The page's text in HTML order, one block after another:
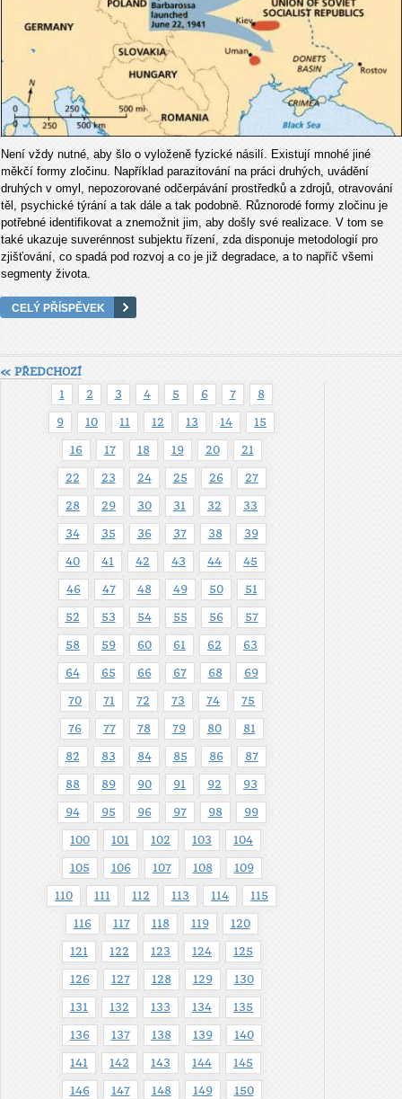
Není vždy nutné, aby šlo o vyloženě fyzické násilí. Existují mnohé jiné
měkčí formy zločinu. Například parazitování na práci druhých, uvádění
druhých v omyl, nepozorované odčerpávání prostředků a zdrojů, otravování
těl, psychické týrání a tak dále a tak podobně. Různorodé formy zločinu je
potřebné identifikovat a znemožnit jim, aby došly své realizace. V tom se
také ukazuje suverénnost subjektu řízení, zda disponuje metodologií pro
zjišťování, co spadá pod rozvoj a co je již degradace, a to napříč všemi
segmenty života.
CELÝ PŘÍSPĚVEK
« PŘEDCHOZÍ
1
2 3 4 5 6 7 8
9 10 11 12 13 14 15
16 17 18 19 20 21
22 23 24 25 26 27
28 29 30 31 32 33
34 35 36 37 38 39
40 41 42 43 44 45
46 47 48 49 50 51
52 53 54 55 56 57
58 59 60 61 62 63
64 65 66 67 68 69
70 71 72 73 74 75
76 77 78 79 80 81
82 83 84 85 86 87
88 89 90 91 92 93
94 95 96 97 98 99
100 101 102 103 104
105 106 107 108 109
110 111 112 113 114 115
116 117 118 119 120
121 122 123 124 125
126 127 128 129 130
131 132 133 134 135
136 137 138 139 140
141 142 143 144 145
146 147 148 149 150